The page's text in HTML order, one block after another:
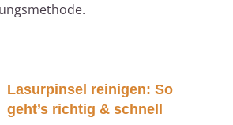
Lasurpinsel reinigen: So
geht’s richtig & schnell